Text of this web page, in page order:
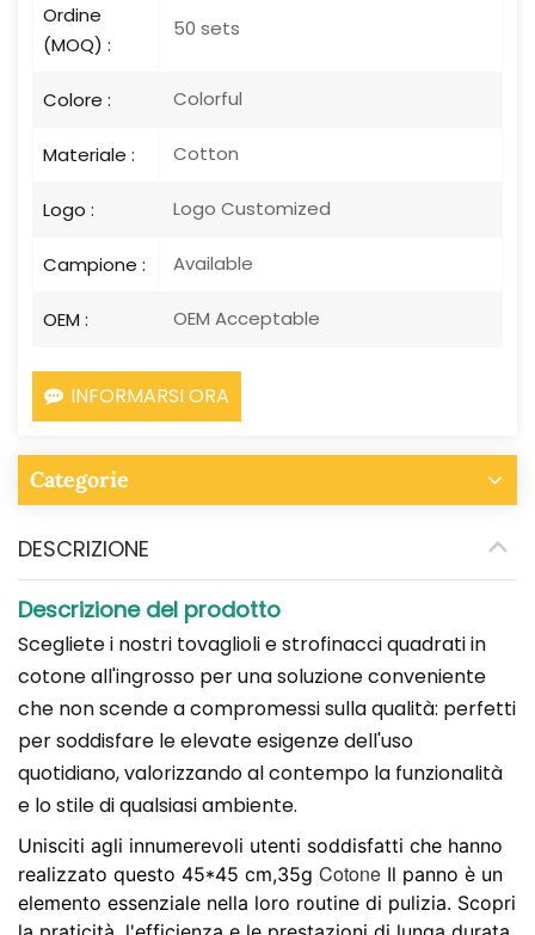
Ordine
(MOQ) :
50 sets
Colore : Colorful
Materiale : Cotton
Logo : Logo Customized
Campione : Available
OEM : OEM Acceptable
INFORMARSI ORA
Categorie
DESCRIZIONE
Descrizione del prodotto
Scegliete i nostri tovaglioli e strofinacci quadrati in
cotone all'ingrosso per una soluzione conveniente
che non scende a compromessi sulla qualità: perfetti
per soddisfare le elevate esigenze dell'uso
quotidiano, valorizzando al contempo la funzionalità
e lo stile di qualsiasi ambiente.
Unisciti agli innumerevoli utenti soddisfatti che hanno
realizzato questo 45*45 cm,35g Cotone Il panno è un
elemento essenziale nella loro routine di pulizia. Scopri